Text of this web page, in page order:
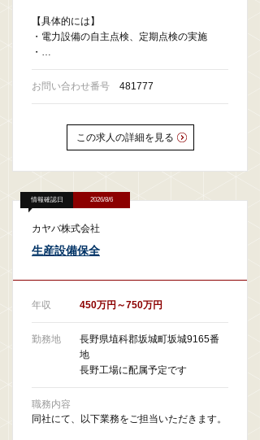
【具体的には】
・電力設備の自主点検、定期点検の実施
・…
お問い合わせ番号 481777
この求人の詳細を見る
情報確認日 2026/8/6
カヤバ株式会社
生産設備保全
年収 450万円～750万円
勤務地
長野県埴科郡坂城町坂城9165番
地
長野工場に配属予定です
職務内容
同社にて、以下業務をご担当いただきます。